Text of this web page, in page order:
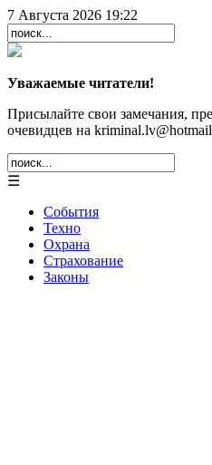
7 Августа 2026 19:22
Уважаемые читатели!
Присылайте свои замечания,
очевидцев на
☰
События
Техно
Охрана
Страхование
Законы